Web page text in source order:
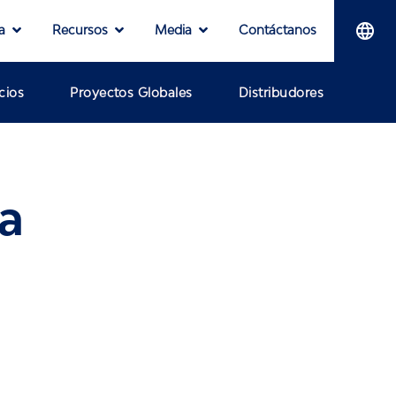
Recursos Media Contáctanos
Proyectos Globales Distribudores